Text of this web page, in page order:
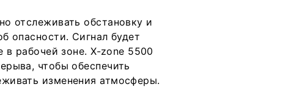
отслеживать обстановку и
опасности. Сигнал будет
в рабочей зоне. X-zone 5500
чтобы обеспечить
изменения атмосферы.